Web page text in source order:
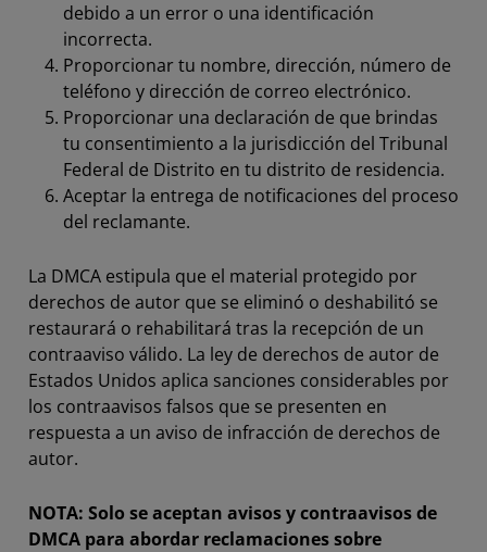
debido a un error o una identificación
incorrecta.
Proporcionar tu nombre, dirección, número de
teléfono y dirección de correo electrónico.
Proporcionar una declaración de que brindas
tu consentimiento a la jurisdicción del Tribunal
Federal de Distrito en tu distrito de residencia.
Aceptar la entrega de notificaciones del proceso
del reclamante.
La DMCA estipula que el material protegido por
derechos de autor que se eliminó o deshabilitó se
restaurará o rehabilitará tras la recepción de un
contraaviso válido. La ley de derechos de autor de
Estados Unidos aplica sanciones considerables por
los contraavisos falsos que se presenten en
respuesta a un aviso de infracción de derechos de
autor.
NOTA: Solo se aceptan avisos y contraavisos de
DMCA para abordar reclamaciones sobre